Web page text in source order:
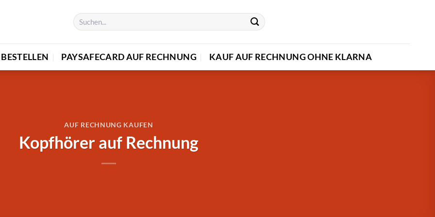
PAYSAFECARD AUF RECHNUNG KAUF AUF RECHNUNG OHNE KLARNA
AUF RECHNUNG KAUFEN
Kopfhörer auf Rechnung